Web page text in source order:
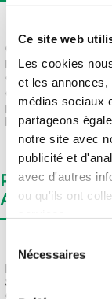
Ce site web
Les cookies
et les
médias sociaux
partageons
notre site avec
publicité et
avec d'autres
ou qu'ils ont
consentement
Nécessaires
Lors de la livraison,
CB d'un montant de
Le propriétaire du
débiter votre carte
carlok vous enverra
Lors de la livraison,
l'empreinte de votre
POSSIBILITÉ
AUTRE PART
Oui, la livraison
pour un trajet A/R.
Si vous refuez de
débiter sur le